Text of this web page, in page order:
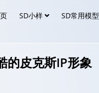
SD小样 SD常用模型
的皮克斯IP形象